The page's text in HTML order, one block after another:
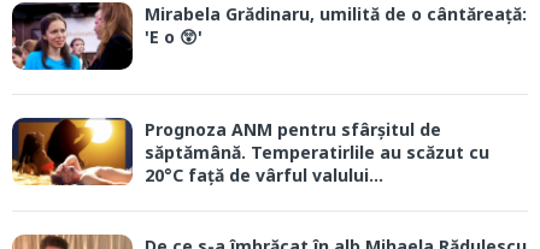
Mirabela Grădinaru, umilită de o cântăreață:
'E o 😲'
Prognoza ANM pentru sfârșitul de
săptămână. Temperatirlile au scăzut cu
20°C față de vârful valului...